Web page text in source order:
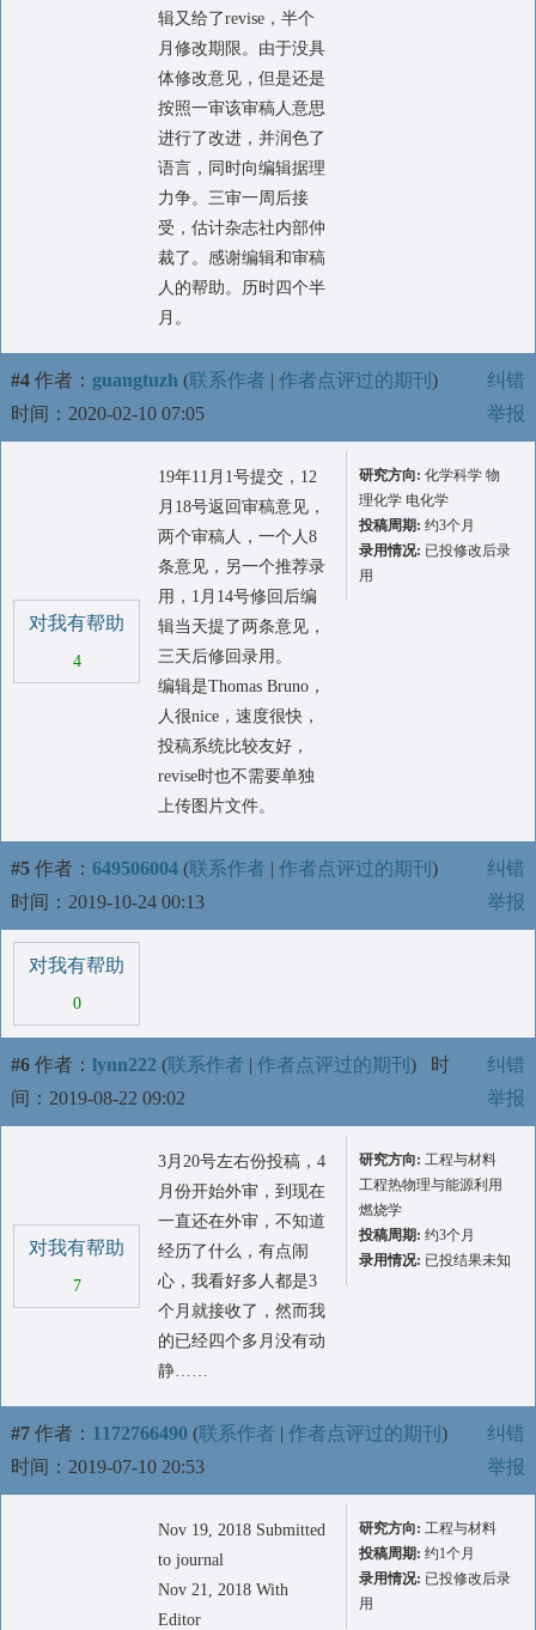
辑又给了revise，半个
月修改期限。由于没具
体修改意见，但是还是
按照一审该审稿人意思
进行了改进，并润色了
语言，同时向编辑据理
力争。三审一周后接
受，估计杂志社内部仲
裁了。感谢编辑和审稿
人的帮助。历时四个半
月。
#4 作者： guangtuzh (联系作者 | 作者点评过的期刊 )
时间：2020-02-10 07:05
纠错
举报
对我有帮助
4
19年11月1号提交，12
月18号返回审稿意见，
两个审稿人，一个人8
条意见，另一个推荐录
用，1月14号修回后编
辑当天提了两条意见，
三天后修回录用。
编辑是Thomas Bruno，
人很nice，速度很快，
投稿系统比较友好，
revise时也不需要单独
上传图片文件。
研究方向: 化学科学 物
理化学 电化学
投稿周期: 约3个月
录用情况: 已投修改后录
用
#5 作者： 649506004 (联系作者 | 作者点评过的期刊 )
时间：2019-10-24 00:13
纠错
举报
对我有帮助
0
#6 作者： lynn222 (联系作者 | 作者点评过的期刊 ) 时
间：2019-08-22 09:02
纠错
举报
对我有帮助
7
3月20号左右份投稿，4
月份开始外审，到现在
一直还在外审，不知道
经历了什么，有点闹
心，我看好多人都是3
个月就接收了，然而我
的已经四个多月没有动
静……
研究方向: 工程与材料
工程热物理与能源利用
燃烧学
投稿周期: 约3个月
录用情况: 已投结果未知
#7 作者： 1172766490 (联系作者 | 作者点评过的期刊 )
时间：2019-07-10 20:53
纠错
举报
Nov 19, 2018 Submitted
to journal
Nov 21, 2018 With
Editor
研究方向: 工程与材料
投稿周期: 约1个月
录用情况: 已投修改后录
用